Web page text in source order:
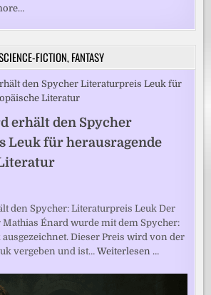
FICTION, FANTASY
erhält den Spycher
Leuk für herausragende
den Spycher: Literaturpreis Leuk Der
Énard wurde mit dem Spycher:
Dieser Preis wird von der
vergeben und ist…Weiterlesen …